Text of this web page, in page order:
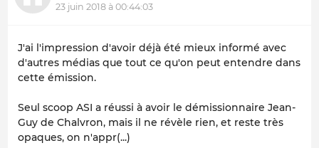
23 juin 2018 à 00:44:03
J'ai l'impression d'avoir déjà été mieux informé avec
d'autres médias que tout ce qu'on peut entendre dans
cette émission.
Seul scoop ASI a réussi à avoir le démissionnaire Jean-
Guy de Chalvron, mais il ne révèle rien, et reste très
opaques, on n'appr(...)